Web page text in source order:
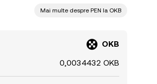
Mai multe despre PEN la OKB
OKB
0,0034432 OKB